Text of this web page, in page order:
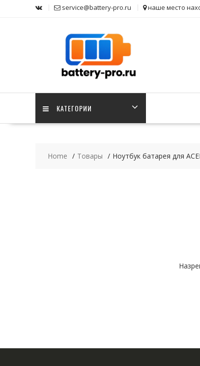
service@battery-pro.ru наше место
КАТЕГОРИИ
Home Товары Ноутбук батарея для